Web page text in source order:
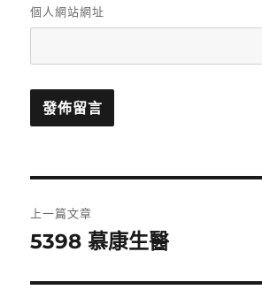
個人網站網址
章
上一篇文章
上
篇
5398 慕康生醫